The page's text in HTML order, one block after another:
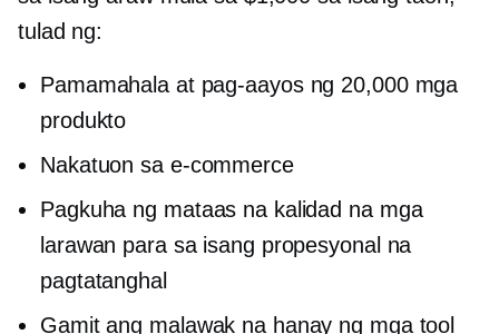
tulad ng:
Pamamahala at pag-aayos ng 20,000 mga
produkto
Nakatuon sa e-commerce
Pagkuha ng mataas na kalidad na mga
larawan para sa isang propesyonal na
pagtatanghal
Gamit ang malawak na hanay ng mga tool